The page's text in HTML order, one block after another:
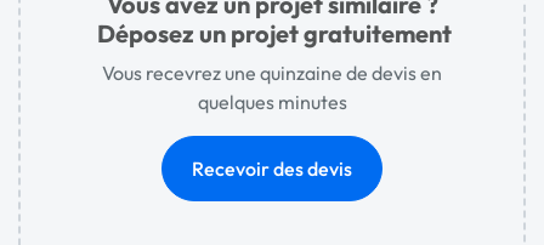
Déposez un projet gratuitement
Vous recevrez une quinzaine de devis en
quelques minutes
Recevoir des devis